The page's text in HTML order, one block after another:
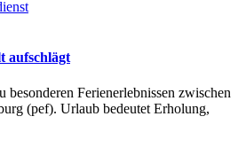
aufschlägt
Ferienerlebnissen zwischen
(pef). Urlaub bedeutet Erholung,